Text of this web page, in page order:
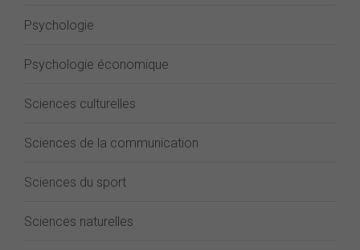
Psychologie
Psychologie économique
Sciences culturelles
Sciences de la communication
Sciences du sport
Sciences naturelles